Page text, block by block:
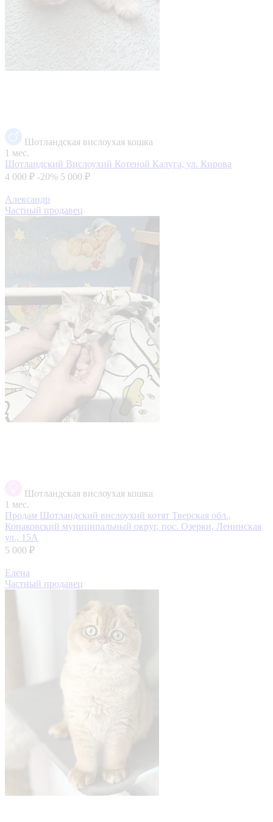
Шотландская вислоухая кошка
1 мес.
Шотландский Вислоухий Котеной Калуга, ул. Кирова
4 000 ₽ -20% 5 000 ₽
Александр
Частный продавец
Шотландская вислоухая кошка
1 мес.
Продам Шотландский вислоухий котят Тверская обл.,
Конаковский муниципальный округ, пос. Озерки, Ленинская
ул., 15А
5 000 ₽
Елена
Частный продавец